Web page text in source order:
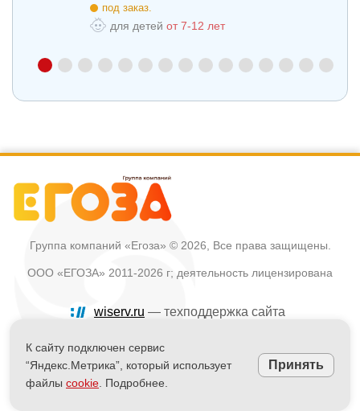
под заказ.
для детей от 7-12 лет
Группа компаний «Егоза» © 2026, Все права защищены.
ООО «ЕГОЗА» 2011-2026 г; деятельность лицензирована
wiserv.ru — техподдержка сайта
Политика в отношении обработки персональных данных
Информация на сайте не является публичной офертой
К сайту подключен сервис
“Яндекс.Метрика”, который использует
файлы cookie . Подробнее.
Принять